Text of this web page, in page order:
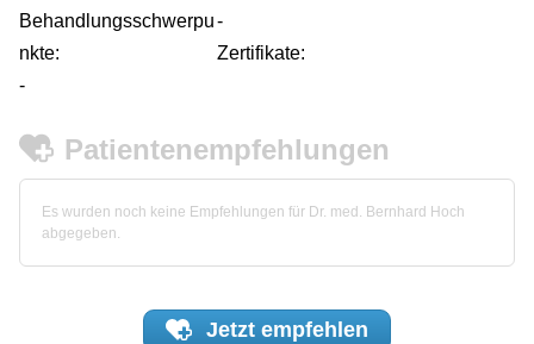
Behandlungsschwerpu
nkte:
-
Zertifikate:
-
Patientenempfehlungen
Es wurden noch keine Empfehlungen für Dr. med. Bernhard Hoch
abgegeben.
Jetzt empfehlen